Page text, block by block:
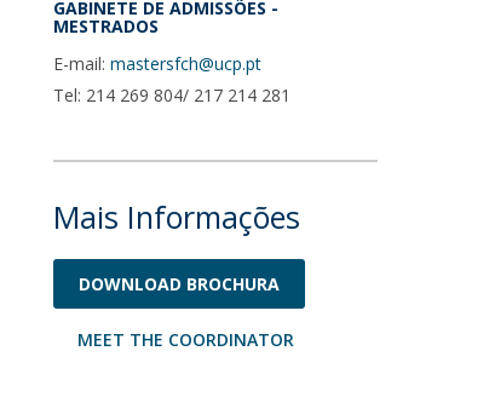
GABINETE DE ADMISSÕES -
MESTRADOS
E-mail:mastersfch@ucp.pt
Tel: 214 269 804/ 217 214 281
Mais Informações
DOWNLOAD BROCHURA
MEET THE COORDINATOR